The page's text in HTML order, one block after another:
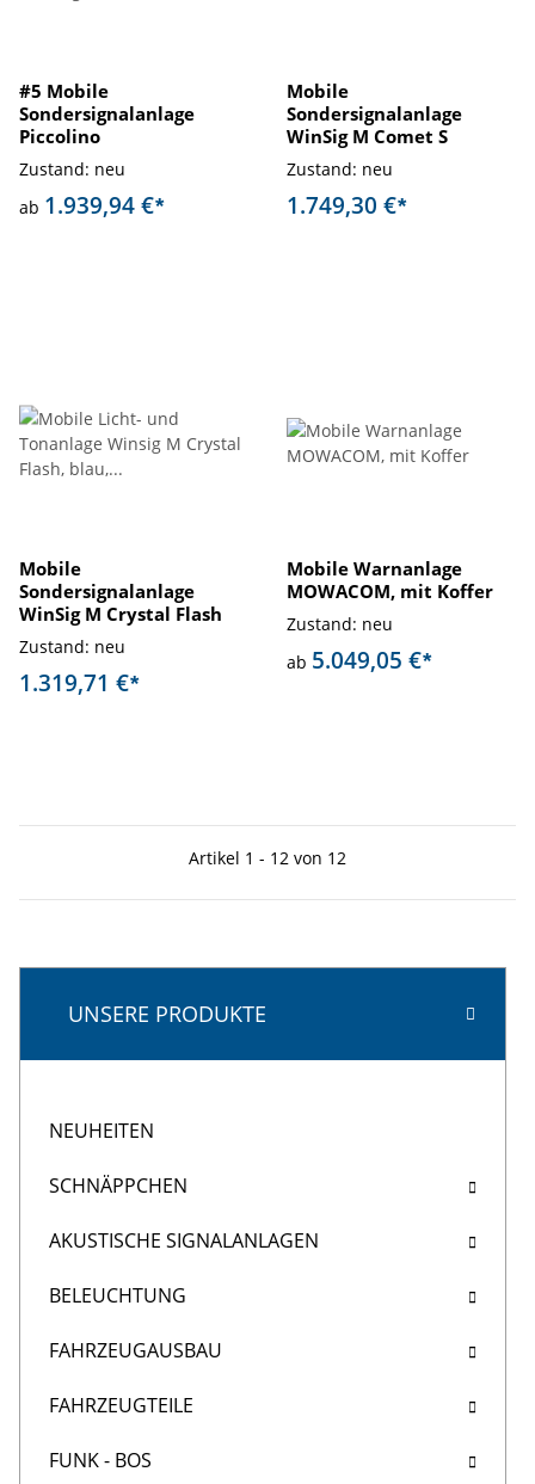
#5 Mobile
Sondersignalanlage
Piccolino
Zustand: neu
ab 1.939,94 €*
Mobile
Sondersignalanlage
WinSig M Comet S
Zustand: neu
1.749,30 €*
Mobile
Sondersignalanlage
WinSig M Crystal Flash
Zustand: neu
1.319,71 €*
Mobile Warnanlage
MOWACOM, mit Koffer
Zustand: neu
ab 5.049,05 €*
Artikel 1 - 12 von 12
UNSERE PRODUKTE
NEUHEITEN
SCHNÄPPCHEN
AKUSTISCHE SIGNALANLAGEN
BELEUCHTUNG
FAHRZEUGAUSBAU
FAHRZEUGTEILE
FUNK - BOS